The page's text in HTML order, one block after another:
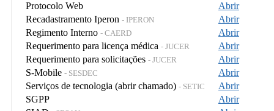
Protocolo Web
Abrir
Recadastramento Iperon - IPERON
Abrir
Regimento Interno - CAERD
Abrir
Requerimento para licença médica - JUCER
Abrir
Requerimento para solicitações - JUCER
Abrir
S-Mobile - SESDEC
Abrir
Serviços de tecnologia (abrir chamado) - SETIC
Abrir
SGPP
Abrir